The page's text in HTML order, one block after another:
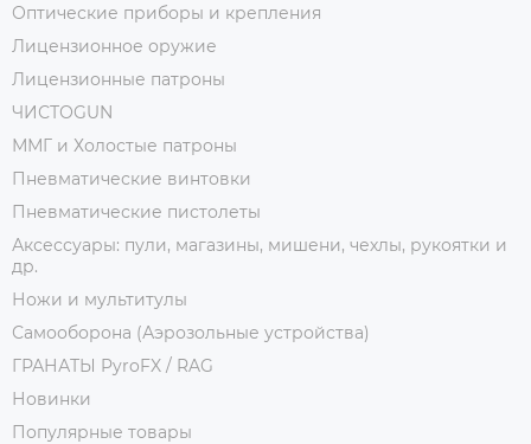
Оптические приборы и крепления
Лицензионное оружие
Лицензионные патроны
ЧИСТОGUN
ММГ и Холостые патроны
Пневматические винтовки
Пневматические пистолеты
Аксессуары: пули, магазины, мишени, чехлы, рукоятки и
др.
Ножи и мультитулы
Самооборона (Аэрозольные устройства)
ГРАНАТЫ PyroFX / RAG
Новинки
Популярные товары